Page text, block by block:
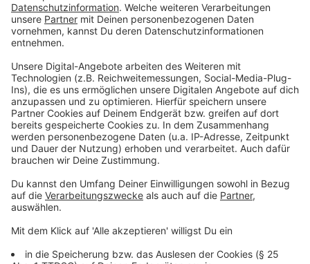
Anzeige
Preissteigerungen transparent nachverfolgen und
begründen. Die Verbraucherzentrale kritisiert
dementsprechend, dass häufig unklar ist, wie sich
Lebensmittelpreise bilden und wo womöglich Gewinne
zu Lasten der Verbraucherinnen und Verbraucher
generiert werden. Zudem habe man eine eigene
seien Experten in vier große
Lebensmittelhandelsketten gegangen - in fünf
verschiedenen Städten - und haben dort einen
klassischen Warenkorb zusammengestellt. Dabei
klafften die Preise zwischen den Ketten laut